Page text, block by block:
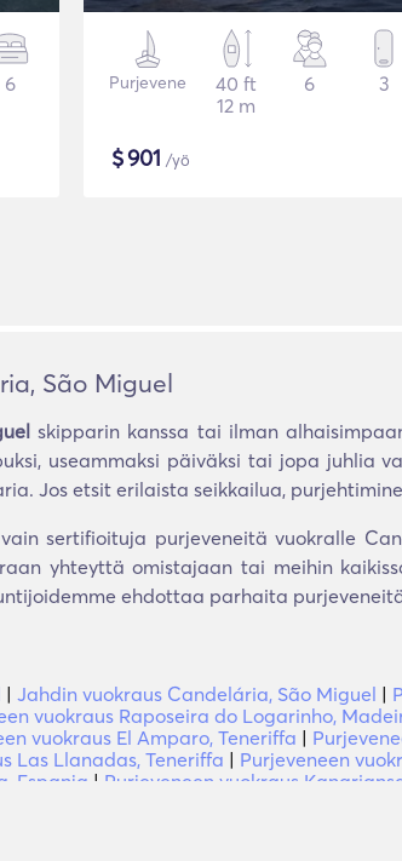
6 Purjevene
40 ft
12 m
6 3
$901 /yö
São Miguel
skipparin kanssa tai ilman
useammaksi päiväksi tai jopa juhlia
Jos etsit erilaista seikkailua,
sertifioituja purjeveneitä vuokralle
yhteyttä omistajaan tai meihin
ehdottaa parhaita
| Jahdin vuokraus Candelária, São Miguel |
vuokraus Raposeira do Logarinho,
vuokraus El Amparo, Teneriffa |
Las Llanadas, Teneriffa | Purjeveneen
Espanja | Purjeveneen vuokraus